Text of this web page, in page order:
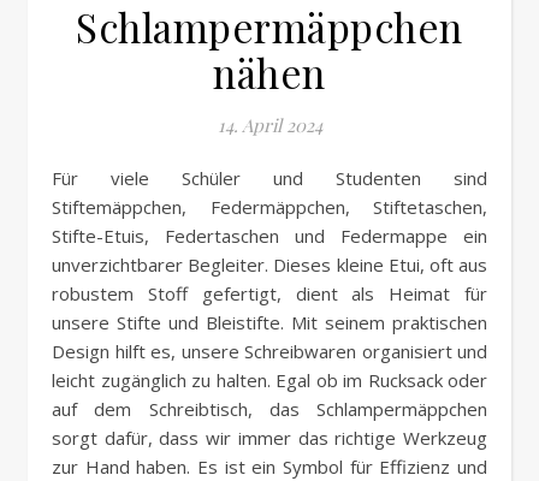
Schlampermäppchen
nähen
14. April 2024
Für viele Schüler und Studenten sind
Stiftemäppchen, Federmäppchen, Stiftetaschen,
Stifte-Etuis, Federtaschen und Federmappe ein
unverzichtbarer Begleiter. Dieses kleine Etui, oft aus
robustem Stoff gefertigt, dient als Heimat für
unsere Stifte und Bleistifte. Mit seinem praktischen
Design hilft es, unsere Schreibwaren organisiert und
leicht zugänglich zu halten. Egal ob im Rucksack oder
auf dem Schreibtisch, das Schlampermäppchen
sorgt dafür, dass wir immer das richtige Werkzeug
zur Hand haben. Es ist ein Symbol für Effizienz und